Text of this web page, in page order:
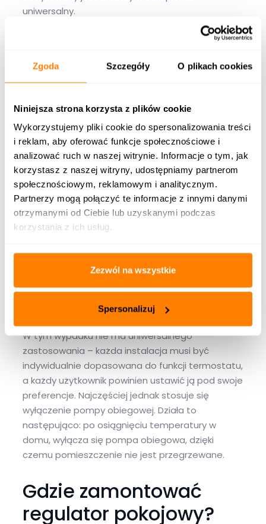
Zgoda Szczegóły O plikach cookies
Niniejsza strona korzysta z plików cookie
Wykorzystujemy pliki cookie do spersonalizowania treści
i reklam, aby oferować funkcje społecznościowe i
analizować ruch w naszej witrynie. Informacje o tym, jak
korzystasz z naszej witryny, udostępniamy partnerom
społecznościowym, reklamowym i analitycznym.
Partnerzy mogą połączyć te informacje z innymi danymi
otrzymanymi od Ciebie lub uzyskanymi podczas
korzystania z ich usług.
Zezwól na wszystkie
Spersonalizuj
uniwersalny.
pokojowego
funkcję czyli „poinformowanie kotła” o tym, że
pomieszczenie zostało dogrzane. Jeśli pokojówka
wyśle taki sygnał do kotła, to w zależności od
ustawień już na samym sterowniku przy kotle
może różnie zachować się instalacja.
Najczęstszymi sposobami które stosuje się to:
wyłączenie pompy obiegowej,
wyłączenie urządzenia grzewczego,
obniżenie temperatury na zaworze
działania zaworu trójdrożnego
W tym wypadku nie ma uniwersalnego
zastosowania – każda instalacja musi być
indywidualnie dopasowana do funkcji termostatu,
a każdy użytkownik powinien ustawić ją pod swoje
preferencje. Najczęściej jednak stosuje się
wyłączenie pompy obiegowej. Działa to
następująco: po osiągnięciu temperatury w
domu, wyłącza się pompa obiegowa, dzięki
czemu pomieszczenie nie jest przegrzewane.
Gdzie zamontować
regulator pokojowy?